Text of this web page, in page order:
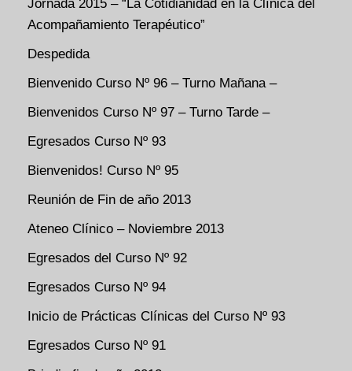
Jornada 2015 – “La Cotidianidad en la Clínica del
Acompañamiento Terapéutico”
Despedida
Bienvenido Curso Nº 96 – Turno Mañana –
Bienvenidos Curso Nº 97 – Turno Tarde –
Egresados Curso Nº 93
Bienvenidos! Curso Nº 95
Reunión de Fin de año 2013
Ateneo Clínico – Noviembre 2013
Egresados del Curso Nº 92
Egresados Curso Nº 94
Inicio de Prácticas Clínicas del Curso Nº 93
Egresados Curso Nº 91